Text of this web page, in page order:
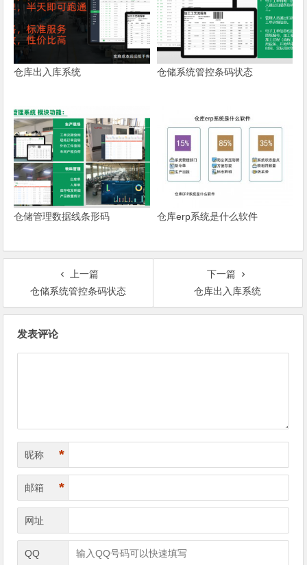
仓库出入库系统 仓储系统管控条码状态
仓储管理数据线条形码 仓库erp系统是什么软件
上一篇
仓储系统管控条码状态
下一篇
仓库出入库系统
发表评论
昵称 *
邮箱 *
网址
QQ